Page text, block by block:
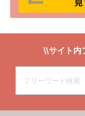
\\サイト内